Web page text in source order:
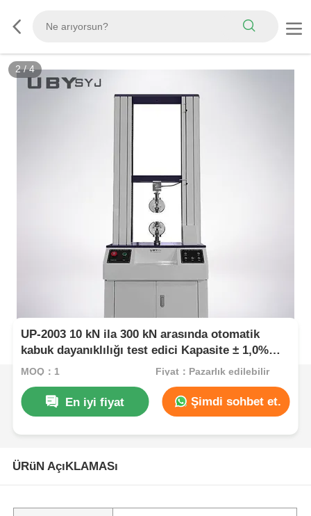
3/4
UP-2003 10 kN ila 300 kN arasında otomatik
kabuk dayanıklılığı test edici Kapasite ± 1,0%
doğruluk ASTM D3330 uyumlu
MOQ：1 Fiyat：Pazarlık edilebilir
En iyi fiyat Şimdi sohbet et.
ÜRüN AçıKLAMASı